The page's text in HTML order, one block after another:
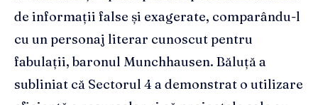
de informații false și exagerate, comparându-l
cu un personaj literar cunoscut pentru
fabulații, baronul Munchhausen. Băluță a
subliniat că Sectorul 4 a demonstrat o utilizare